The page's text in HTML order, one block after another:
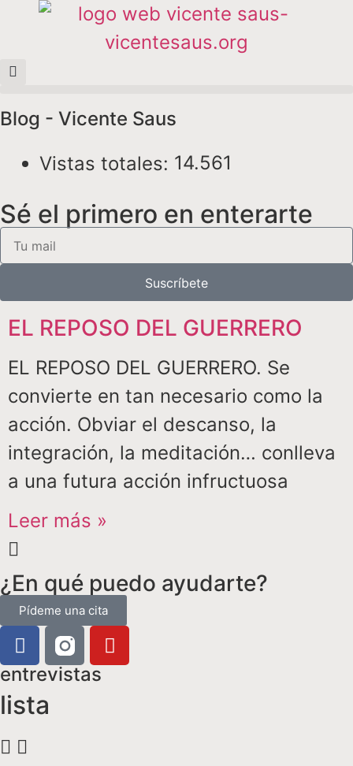
Blog - Vicente Saus
Vistas totales: 14.561
Sé el primero en enterarte
Suscríbete
EL REPOSO DEL GUERRERO
EL REPOSO DEL GUERRERO. Se
convierte en tan necesario como la
acción. Obviar el descanso, la
integración, la meditación… conlleva
a una futura acción infructuosa
Leer más »
¿En qué puedo ayudarte?
Pídeme una cita
entrevistas
lista